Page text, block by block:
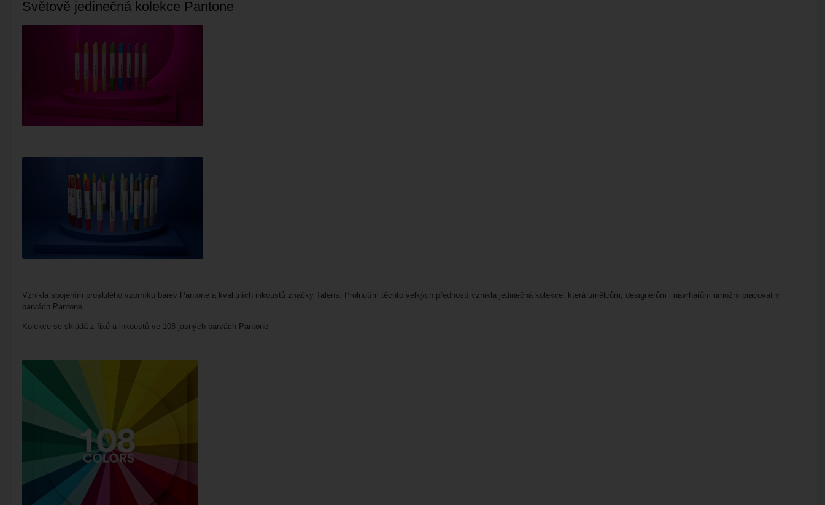
Světově jedinečná kolekce Pantone
Vznikla spojením proslulého vzorníku barev Pantone a kvalitních inkoustů značky Talens. Prolnutím těchto velkých předností vznikla jedinečná kolekce, která umělcům, designérům i návrhářům umožní pracovat v
barvách Pantone.
Kolekce se skládá z fixů a inkoustů ve 108 jasných barvách Pantone